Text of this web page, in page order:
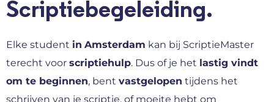
Scriptiebegeleiding.
Elke student in Amsterdam kan bij ScriptieMaster
terecht voor scriptiehulp. Dus of je het lastig vindt
om te beginnen, bent vastgelopen tijdens het
schrijven van je scriptie, of moeite hebt om